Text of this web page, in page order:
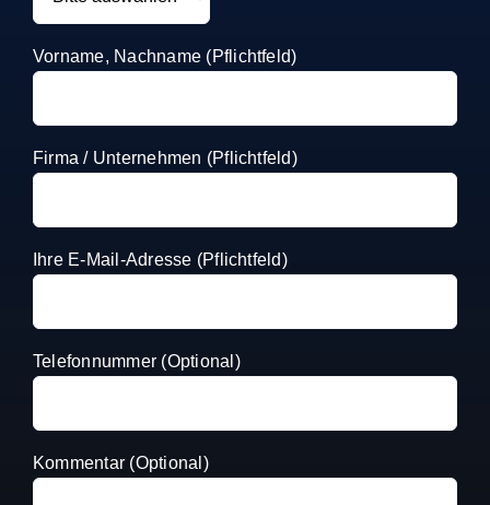
Vorname, Nachname (Pflichtfeld)
Firma / Unternehmen (Pflichtfeld)
Ihre E-Mail-Adresse (Pflichtfeld)
Telefonnummer (Optional)
Kommentar (Optional)